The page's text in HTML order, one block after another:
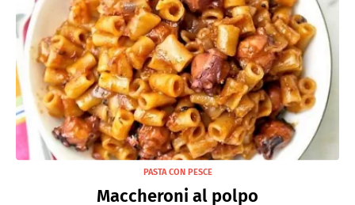
PASTA CON PESCE
Maccheroni al polpo